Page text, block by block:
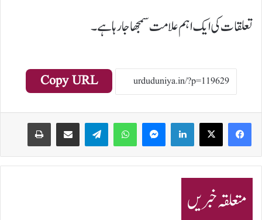
تعلقات کی ایک اہم علامت سمجھا جا رہا ہے۔
Copy URL
LinkedIn
WhatsApp
Telegram
متعلقہ خبریں